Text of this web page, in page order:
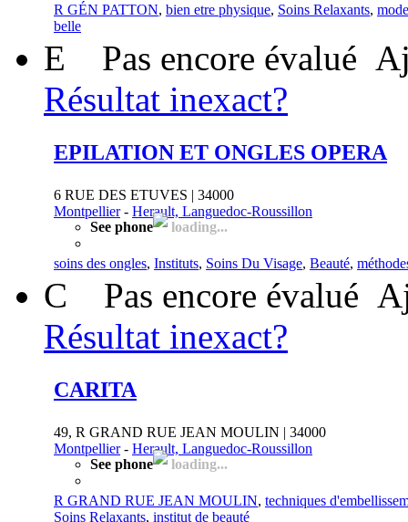
R GÉN PATTON, bien etre physique, Soins Relaxants,
belle
E Pas encore évalué
Résultat inexact?
EPILATION ET ONGLES OPERA
6 RUE DES ETUVES | 34000
Montpellier- Herault, Languedoc-Roussillon
See phone
loading...
soins des ongles, Instituts, Soins Du Visage, Beauté,
C Pas encore évalué
Résultat inexact?
CARITA
49, R GRAND RUE JEAN MOULIN | 34000
Montpellier- Herault, Languedoc-Roussillon
See phone
loading...
R GRAND RUE JEAN MOULIN, techniques
Soins Relaxants, institut de beauté